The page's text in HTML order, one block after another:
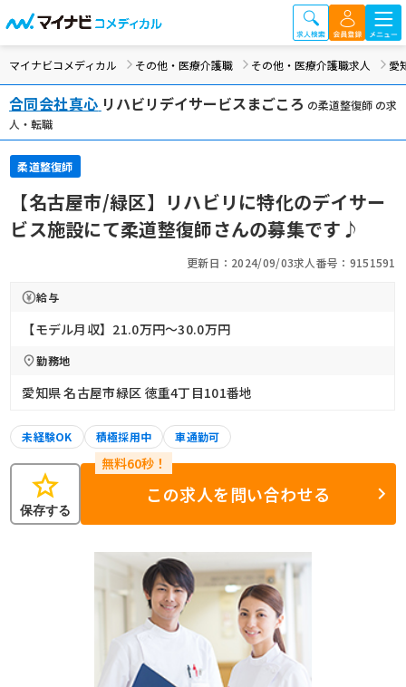
マイナビコメディカル その他・医療介護職 その他・医療介護職求人 愛
合同会社真心 リハビリデイサービスまごころ の柔道整復師 の求
人・転職
柔道整復師
【名古屋市/緑区】リハビリに特化のデイサー
ビス施設にて柔道整復師さんの募集です♪
更新日：2024/09/03求人番号：9151591
給与
【モデル月収】21.0万円〜30.0万円
勤務地
愛知県 名古屋市緑区 徳重4丁目101番地
未経験OK 積極採用中 車通勤可
star
保存する
この求人を問い合わせる